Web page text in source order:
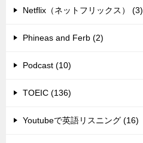
Netflix（ネットフリックス） (3)
Phineas and Ferb (2)
Podcast (10)
TOEIC (136)
Youtubeで英語リスニング (16)